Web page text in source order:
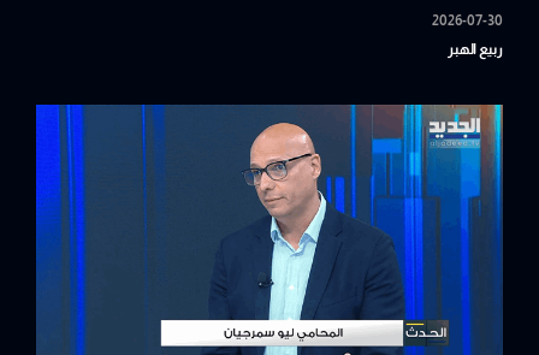
2026-07-30
ربيع الهبر